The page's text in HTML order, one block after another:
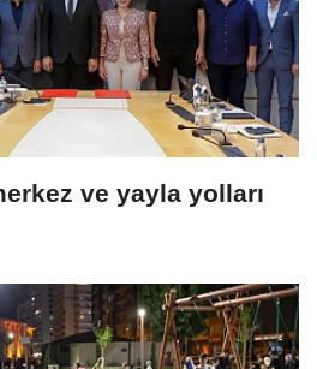
ve yayla yolları